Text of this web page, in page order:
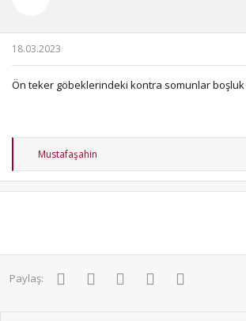
18.03.2023
Ön teker göbeklerindeki kontra somunlar boşluk
T
p
k
:
Mustafaşahin
Paylaş: FacebookTwitter PinterestWhatsApp